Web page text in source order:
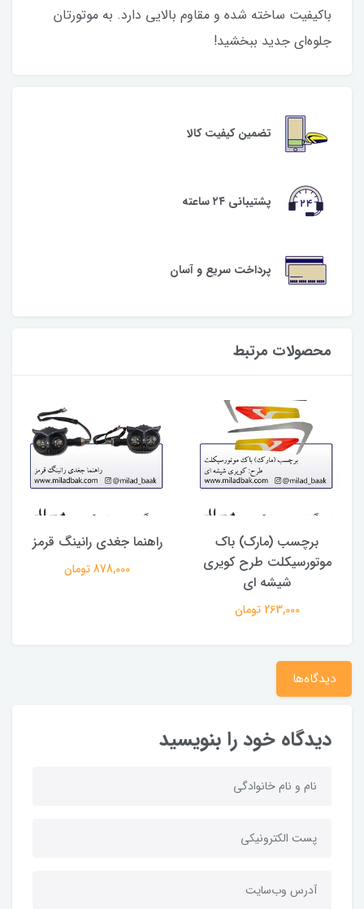
باکیفیت ساخته شده و مقاوم بالایی دارد. به موتورتان
جلوه‌ای جدید ببخشید!
تضمین کیفیت کالا
پشتیبانی ۲۴ ساعته
پرداخت سریع و آسان
محصولات مرتبط
برچسب (مارک) باک
موتورسیکلت طرح کویری
شیشه ای
263,000 تومان
راهنما جغدی رانینگ قرمز
878,000 تومان
دیدگاه‌ها
دیدگاه خود را بنویسید